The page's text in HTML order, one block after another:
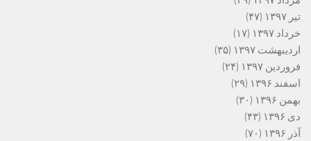
تیر ۱۳۹۷
(۴۷)
خرداد ۱۳۹۷
(۱۷)
اردیبهشت ۱۳۹۷
(۳۵)
فروردین ۱۳۹۷
(۲۴)
اسفند ۱۳۹۶
(۲۹)
بهمن ۱۳۹۶
(۳۰)
دی ۱۳۹۶
(۴۳)
آذر ۱۳۹۶
(۷۰)